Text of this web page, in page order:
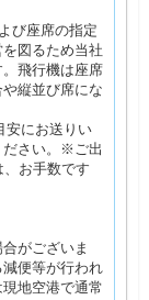
び座席の指定
図るため当社
飛行機は座席
縦並び席にな
安にお送りい
ださい。※ご出
お手数です
がございま
便等が行われ
地空港で通常